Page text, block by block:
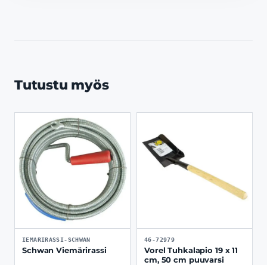
Tutustu myös
IEMARIRASSI-SCHWAN
Schwan Viemärirassi
46-72979
Vorel Tuhkalapio 19 x 11
cm, 50 cm puuvarsi